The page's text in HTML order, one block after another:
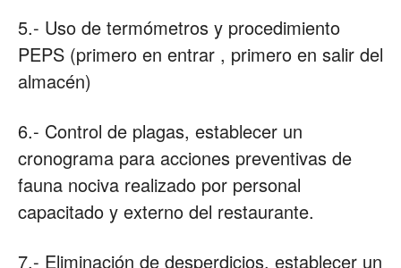
5.- Uso de termómetros y procedimiento
PEPS (primero en entrar , primero en salir del
almacén)
6.- Control de plagas, establecer un
cronograma para acciones preventivas de
fauna nociva realizado por personal
capacitado y externo del restaurante.
7.- Eliminación de desperdicios, establecer un